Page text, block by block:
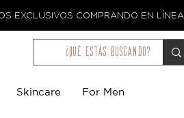
EXCLUSIVOS COMPRANDO EN LÍNEA.
¿qué estás buscando?
Skincare For Men